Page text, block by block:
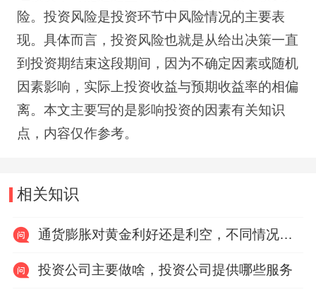
险。投资风险是投资环节中风险情况的主要表
现。具体而言，投资风险也就是从给出决策一直
到投资期结束这段期间，因为不确定因素或随机
因素影响，实际上投资收益与预期收益率的相偏
离。本文主要写的是影响投资的因素有关知识
点，内容仅作参考。
相关知识
通货膨胀对黄金利好还是利空，不同情况下有利又有弊
投资公司主要做啥，投资公司提供哪些服务